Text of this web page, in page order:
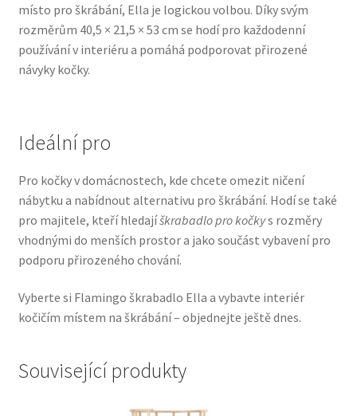
Pelíšky pro psy
Ortopedické pelíšky
Purizon pro psy — Vysoký obsah masa, bez obilovin
Royal Canin pro psy
Veterinární dieta pro psy
Vodítka a obojky
Wolf of Wilderness
místo pro škrábání, Ella je logickou volbou. Díky svým
rozměrům 40,5 × 21,5 × 53 cm se hodí pro každodenní
používání v interiéru a pomáhá podporovat přirozené
návyky kočky.
Ideální pro
Pro kočky v domácnostech, kde chcete omezit ničení
nábytku a nabídnout alternativu pro škrábání. Hodí se také
pro majitele, kteří hledajíškrabadlo pro kočkys rozměry
vhodnými do menších prostor a jako součást vybavení pro
podporu přirozeného chování.
Vyberte si Flamingo škrabadlo Ella a vybavte interiér
kočičím místem na škrábání – objednejte ještě dnes.
Související produkty